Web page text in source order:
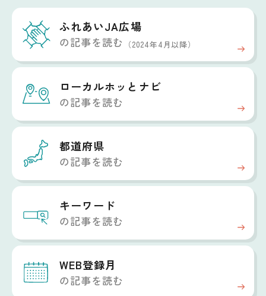
ふれあいJA広場
の記事を読む （2024年4月以降）
ローカルホッと ナビ
の記事を読む
都道府県
の記事を読む
キーワード
の記事を読む
WEB登録月
の記事を読む